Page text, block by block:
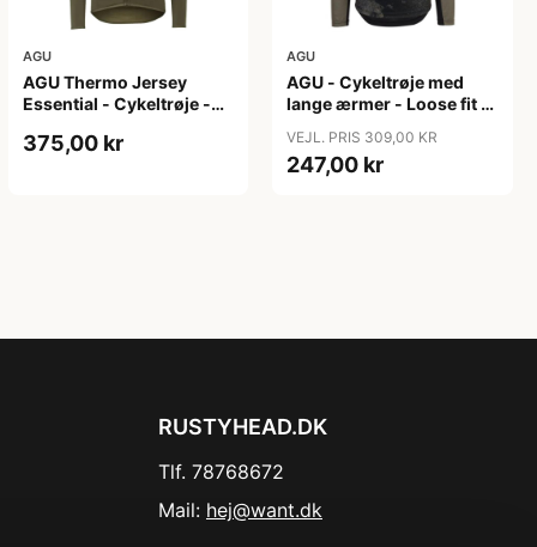
AGU
AGU Thermo Jersey
Essential - Cykeltrøje -
XXL
375,00 kr
AGU
AGU - Cykeltrøje med
lange ærmer - Loose fit -
VEJL. PRIS 309,00 KR
247,00 kr
RUSTYHEAD.DK
Tlf. 78768672
Mail: hej@want.dk